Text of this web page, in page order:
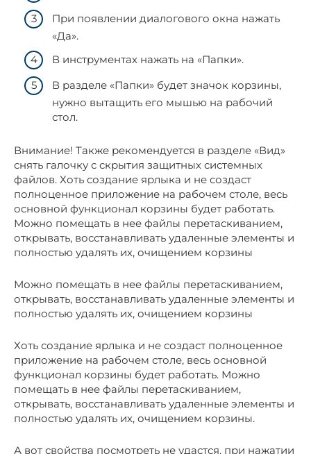
При появлении диалогового окна нажать
«Да».
В инструментах нажать на «Папки».
В разделе «Папки» будет значок корзины,
нужно вытащить его мышью на рабочий
стол.
Внимание! Также рекомендуется в разделе «Вид»
снять галочку с скрытия защитных системных
файлов. Хоть создание ярлыка и не создаст
полноценное приложение на рабочем столе, весь
основной функционал корзины будет работать.
Можно помещать в нее файлы перетаскиванием,
открывать, восстанавливать удаленные элементы и
полностью удалять их, очищением корзины
Можно помещать в нее файлы перетаскиванием,
открывать, восстанавливать удаленные элементы и
полностью удалять их, очищением корзины
Хоть создание ярлыка и не создаст полноценное
приложение на рабочем столе, весь основной
функционал корзины будет работать. Можно
помещать в нее файлы перетаскиванием,
открывать, восстанавливать удаленные элементы и
полностью удалять их, очищением корзины.
А вот свойства посмотреть не удастся, при нажатии